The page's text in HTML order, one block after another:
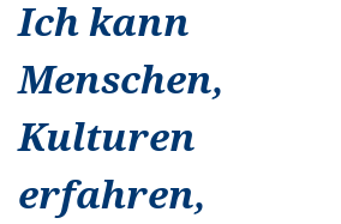
Ich kann
Menschen,
Kulturen
erfahren,